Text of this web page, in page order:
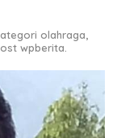
olahraga,
wpberita.